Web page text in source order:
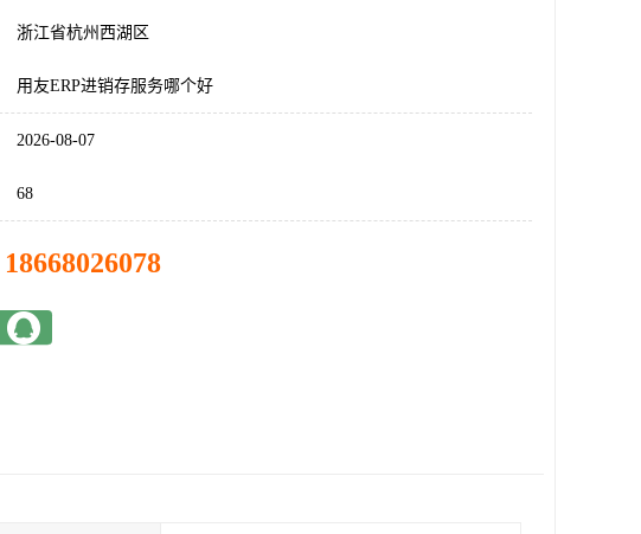
浙江省杭州西湖区
用友ERP进销存服务哪个好
2026-08-07
68
18668026078